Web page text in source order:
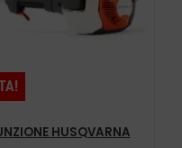
HUSQVARNA